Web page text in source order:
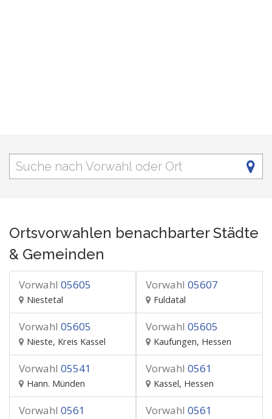
Ortsvorwahlen benachbarter Städte
& Gemeinden
Vorwahl 05605
Niestetal
Vorwahl 05607
Fuldatal
Vorwahl 05605
Nieste, Kreis Kassel
Vorwahl 05605
Kaufungen, Hessen
Vorwahl 05541
Hann. Münden
Vorwahl 0561
Kassel, Hessen
Vorwahl 0561 Vorwahl 0561